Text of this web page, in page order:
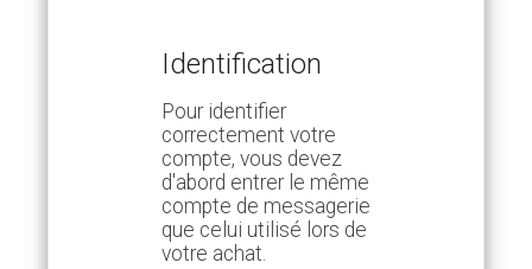
Identification
Pour identifier
correctement votre
compte, vous devez
d'abord entrer le même
compte de messagerie
que celui utilisé lors de
votre achat.